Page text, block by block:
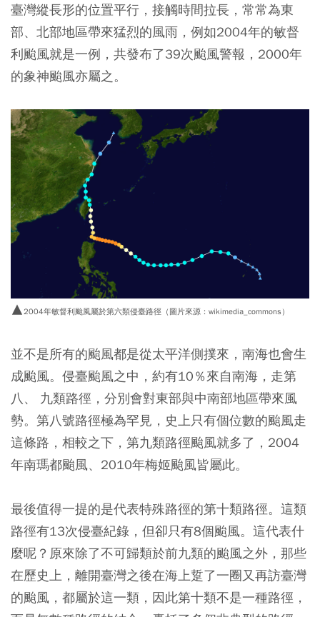
臺灣縱長形的位置平行，接觸時間拉長，常常為東
部、北部地區帶來猛烈的風雨 ，例如2004年的敏督
利颱風就是一例，共發布了39次颱風警報，2000年
的象神颱風亦屬之。
▲2004年敏督利颱風屬於第六類侵臺路徑（圖片來源：wikimedia_commons）
並不是所有的颱風都是從太平洋側撲來，南海也會生
成颱風。 侵臺颱風之中，約有10％來自南海，走第
八、 九類路徑，分別會對東部與中南部地區帶來風
勢。 第八號路徑極為罕見，史上只有個位數的颱風走
這條路，相較之下，第九類路徑颱風就多了，2004
年南瑪都颱風、2010年梅姬颱風皆屬此。
最後值得一提的是代表特殊路徑的第十類路徑。這類
路徑有13次侵臺紀錄，但卻只有8個颱風。 這代表什
麼呢？原來除了不可歸類於前九類的颱風之外， 那些
在歷史上，離開臺灣之後在海上踅了一圈又再訪臺灣
的颱風，都屬於這一類 ，因此第十類不是一種路徑，